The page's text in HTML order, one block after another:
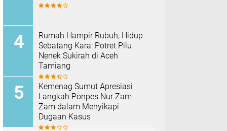
Rumah Hampir Rubuh, Hidup
Sebatang Kara: Potret Pilu
Nenek Sukirah di Aceh
Tamiang
Kemenag Sumut Apresiasi
Langkah Ponpes Nur Zam-
Zam dalam Menyikapi
Dugaan Kasus